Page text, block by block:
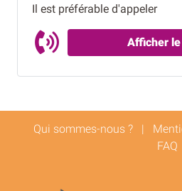
Il est préférable d'appeler
Afficher
Qui sommes-nous ? |
FAQ